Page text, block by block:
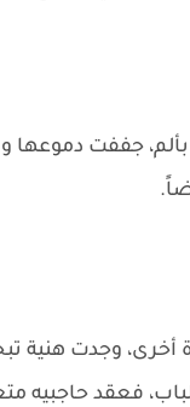
جففت دموعها
أخرى، وجدت هنية
فعقد حاجبيه